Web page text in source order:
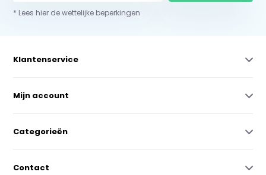
* Lees hier de wettelijke beperkingen
Klantenservice
Mijn account
Categorieën
Contact